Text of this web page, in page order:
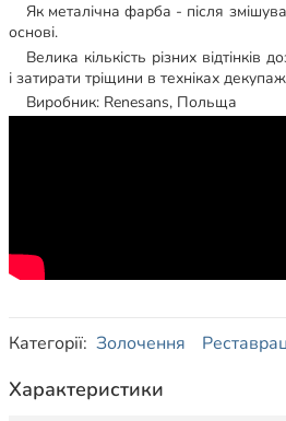
Як металічна фарба - після
основі.
Велика кількість різних відтінків
і затирати тріщини в техніках
Виробник: Renesans, Польща
Категорії: Золочення
Характеристики